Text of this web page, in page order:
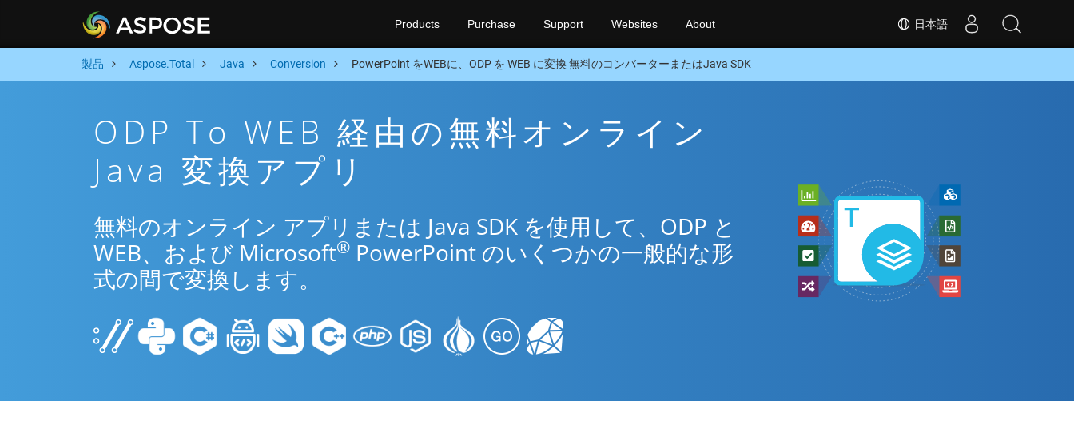
日本語
Products Purchase Support Websites About
製品 Aspose.Total Java Conversion PowerPoint をWEBに、ODP を WEB に変換 無料のコンバーターまたはJava SDK
ODP To WEB 経由の無料オンライン
Java 変換アプリ
無料のオンライン アプリまたは Java SDK を使用して、ODP と
WEB、および Microsoft® PowerPoint のいくつかの一般的な形
式の間で変換します。